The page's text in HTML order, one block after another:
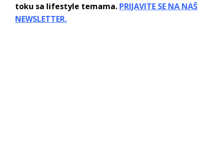
toku sa lifestyle temama. PRIJAVITE SE NA NAŠ
NEWSLETTER.